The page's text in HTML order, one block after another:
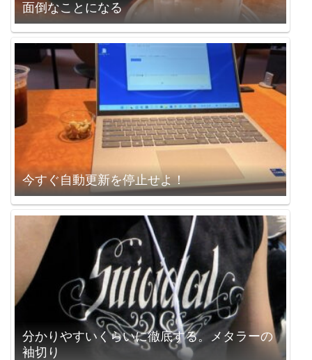
面倒なことになる
今すぐ自動更新を停止せよ！
分かりやすいくらいに徹底する。メタラーの
袖切り